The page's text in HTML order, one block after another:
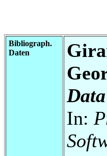
Bibliograph.
Daten
In: